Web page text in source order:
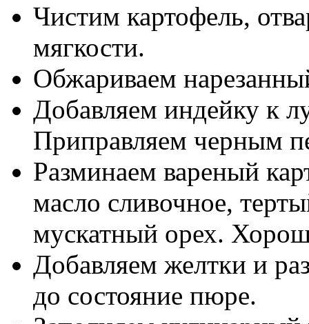
Чистим картофель,
мягкости.
Обжариваем
Добавляем индейку к
Приправляем черным
Разминаем вареный
масло сливочное,
мускатный орех.
Добавляем желтки и
до состояние пюре.